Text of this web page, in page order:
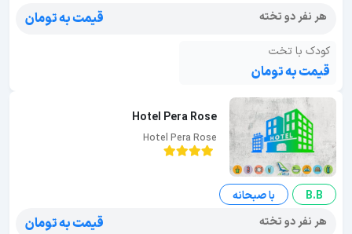
هر نفر دو تخته
قیمت به تومان
کودک با تخت
قیمت به تومان
Hotel Pera Rose
Hotel Pera Rose
B.B
با صبحانه
هر نفر دو تخته
قیمت به تومان